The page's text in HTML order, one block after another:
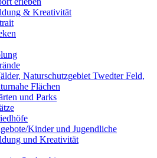
& Kreativität
Naturschutzgebiet Twedter Feld,
Flächen
und Parks
Kinder und Jugendliche
und Kreativität